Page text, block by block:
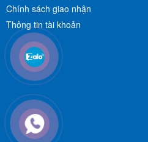
Chính sách giao nhận
Thông tin tài khoản